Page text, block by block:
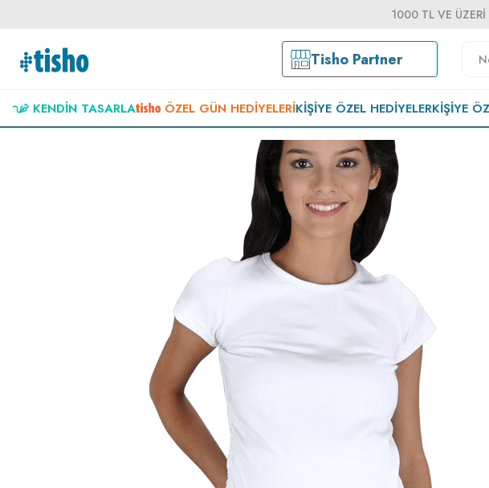
1000 TL VE ÜZERI
Tisho Partner
KENDIN TASARLA ÖZEL GÜN HEDIYELERIKIŞIYE ÖZEL HEDIYELERKIŞIYE